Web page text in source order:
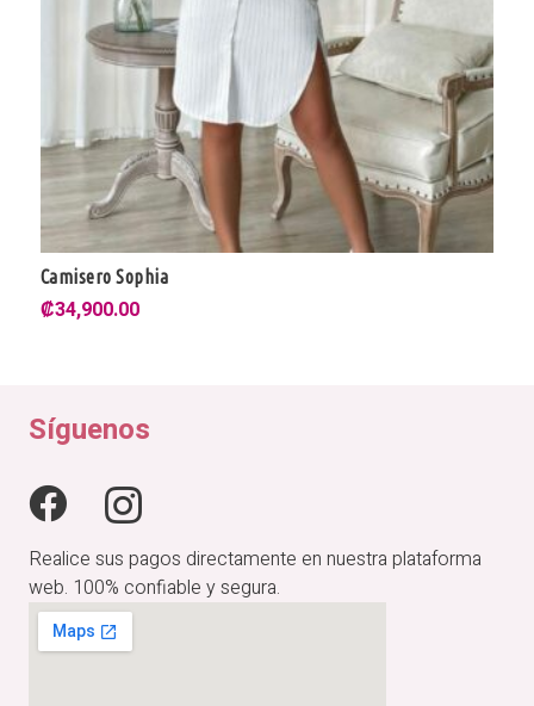
Camisero Sophia
₡34,900.00
Síguenos
Realice sus pagos directamente en nuestra plataforma
web. 100% confiable y segura.